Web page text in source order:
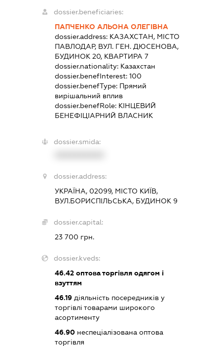
dossier.beneficiaries:
ПАПЧЕНКО АЛЬОНА ОЛЕГІВНА
dossier.address: КАЗАХСТАН, МІСТО
ПАВЛОДАР, ВУЛ. ГЕН. ДЮСЕНОВА,
БУДИНОК 20, КВАРТИРА 7
dossier.nationality: Казахстан
dossier.benefInterest: 100
dossier.benefType: Прямий
вирішальний вплив
dossier.benefRole: КІНЦЕВИЙ
БЕНЕФІЦІАРНИЙ ВЛАСНИК
dossier.smida:
dossier.address:
УКРАЇНА, 02099, МІСТО КИЇВ,
ВУЛ.БОРИСПІЛЬСЬКА, БУДИНОК 9
dossier.capital:
23 700 грн.
dossier.kveds:
46.42оптова торгівля одягом і
взуттям
46.19діяльність посередників у
торгівлі товарами широкого
асортименту
46.90неспеціалізована оптова
торгівля